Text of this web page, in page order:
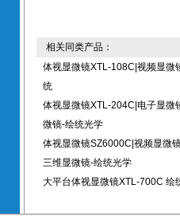
相关同类产品：
体视显微镜XTL-108C|视频显微
统
体视显微镜XTL-204C|电子显微
微镜-绘统光学
体视显微镜SZ6000C|视频显微
三维显微镜-绘统光学
大平台体视显微镜XTL-700C 绘